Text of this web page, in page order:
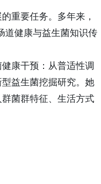
重要任务。多年来，
道健康与益生菌知识传
康干预：从普适性调
益生菌挖掘研究。她
菌群特征、生活方式